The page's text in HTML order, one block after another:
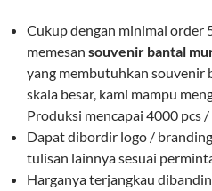
Cukup dengan minimal order
memesan souvenir bantal
yang membutuhkan souvenir
skala besar, kami mampu
Produksi mencapai 4000 pcs
Dapat dibordir logo /
tulisan lainnya sesuai
Harganya terjangkau